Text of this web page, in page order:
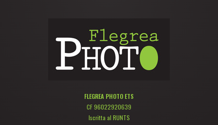
FLEGREA PHOTO ETS
CF 96022920639
Iscritta al RUNTS